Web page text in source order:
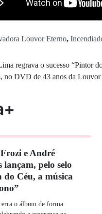
Louvor Eterno,
regrava o sucesso “Pintor
no DVD de 43 anos da Louvor
e André
pelo selo
do Céu, a música
o álbum de forma